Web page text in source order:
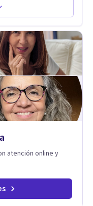
nuestro mundo
experiencias influyen
en salud mental
y el respeto por el
y herramientas
en trauma para
conflictos internos,
nuevas
con mayor claridad,
para la
atención online y